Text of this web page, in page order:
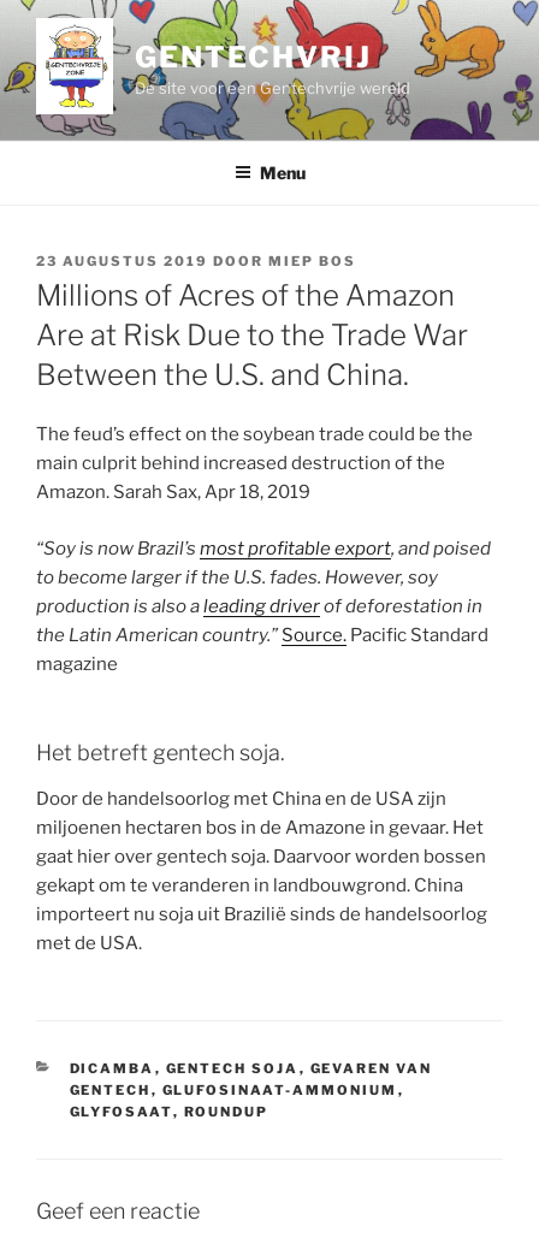
de
inhoud
GENTECHVRIJ
De site voor een Gentechvrije wereld
Menu
GEPLAATST
OP
23 AUGUSTUS 2019 DOOR MIEP BOS
Millions of Acres of the Amazon
Are at Risk Due to the Trade War
Between the U.S. and China.
The feud’s effect on the soybean trade could be the
main culprit behind increased destruction of the
Amazon. Sarah Sax, Apr 18, 2019
“Soy is now Brazil’s most profitable export, and poised
to become larger if the U.S. fades. However, soy
production is also aleading driverof deforestation in
the Latin American country.” Source. Pacific Standard
magazine
Het betreft gentech soja.
Door de handelsoorlog met China en de USA zijn
miljoenen hectaren bos in de Amazone in gevaar. Het
gaat hier over gentech soja. Daarvoor worden bossen
gekapt om te veranderen in landbouwgrond. China
importeert nu soja uit Brazilië sinds de handelsoorlog
met de USA.
CATEGORIEËN
DICAMBA , GENTECH SOJA , GEVAREN VAN
GENTECH , GLUFOSINAAT-AMMONIUM ,
GLYFOSAAT, ROUNDUP
Geef een reactie